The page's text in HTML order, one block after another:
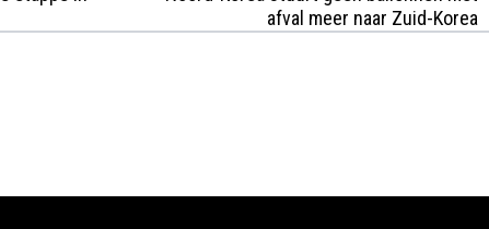
afval meer naar Zuid-Korea